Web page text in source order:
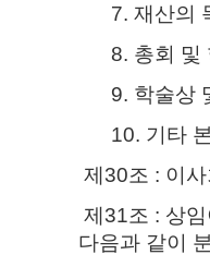
7. 재산의
8. 총회 및
9. 학술상
10. 기타 본
제30조 : 이
제31조 : 상
다음과 같이